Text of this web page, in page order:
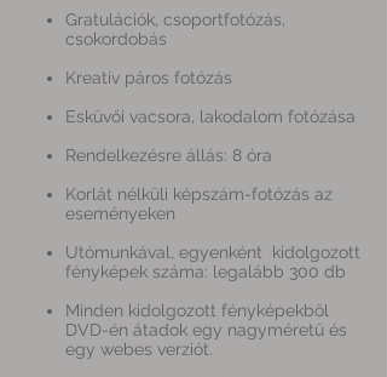
Gratulációk, csoportfotózás,
csokordobás
Kreatív páros fotózás
Esküvői vacsora, lakodalom fotózása
Rendelkezésre állás: 8 óra
Korlát nélküli képszám-fotózás az
eseményeken
Utómunkával, egyenként kidolgozott
fényképek száma: legalább 300 db
Minden kidolgozott fényképekből
DVD-én átadok egy nagyméretű és
egy webes verziót.